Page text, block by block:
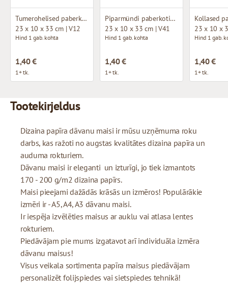
Tumerohelised paberkotid kangast käepidemetega
23 x 10 x 33 cm | V12
Hind 1 gab. kohta
1,40 €
1+ tk.
Piparmündi paberkotid kangast käepidemetega
23 x 10 x 33 cm | V41
Hind 1 gab. kohta
1,40 €
1+ tk.
23 x 10 x
Hind 1 gab.
1,40 €
1+ tk.
Tootekirjeldus
Dizaina papīra dāvanu maisi ir mūsu uzņēmuma roku
darbs, kas ražoti no augstas kvalitātes dizaina papīra un
auduma rokturiem.
Dāvanu maisi ir eleganti un izturīgi, jo tiek izmantots
170 - 200 g/m2 dizaina papīrs.
Maisi pieejami dažādās krāsās un izmēros! Populārākie
izmēri ir - A5, A4, A3 dāvanu maisi.
Ir iespēja izvēlēties maisus ar auklu vai atlasa lentes
rokturiem.
Piedāvājam pie mums izgatavot arī individuāla izmēra
dāvanu maisus!
Visus veikala sortimenta papīra maisus piedāvājam
personalizēt folijspiedes vai sietspiedes tehnikā!